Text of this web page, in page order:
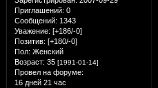
Приглашений: 0
Сообщений: 1343
Уважение: [+186/-0]
Позитив: [+180/-0]
Пол: Женский
Возраст: 35 [1991-01-14]
Провел на форуме:
16 дней 21 час